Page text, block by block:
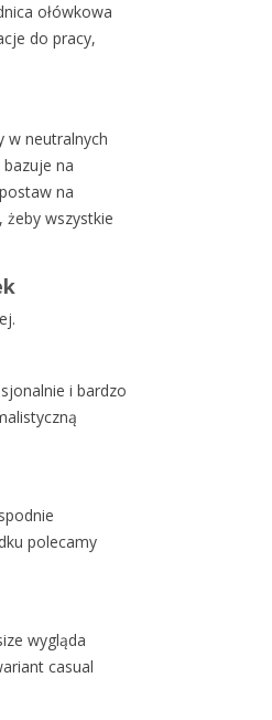
ołówkowa
do pracy,
w neutralnych
na
na
żeby wszystkie
i bardzo
polecamy
wygląda
casual